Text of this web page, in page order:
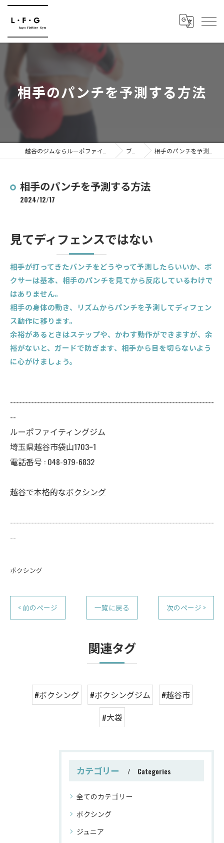
相手のパンチを予測する方法
ブログ 相手のパンチを予測する方法
相手のパンチを予測する方法
2024/12/17
見てディフェンスではない
相手が打ってきたパンチをどうやって予測したらいいか、ボ
クサーは基本、相手のパンチを見てから反応しているわけで
はありません。
相手の身体の動き、リズムからパンチを予測してディフェン
ス動作に移ります。
余裕があるときはステップや、かわす動作ができますが、余
裕がないと、ガードで防ぎます、相手から目を切らないよう
に心がけましょう。
--------------------------------------------------------------------
--
ルーポファイティングジム
埼玉県越谷市袋山1703ｰ1
電話番号 : 048-979-6832
越谷で本格的なボクシング
--------------------------------------------------------------------
--
ボクシング
< 前のページ 一覧に戻る 次のページ >
関連タグ
#ボクシング #ボクシングジム
#越谷市
#大袋
カテゴリー Categories
全てのカテゴリー
ボクシング
ジュニア